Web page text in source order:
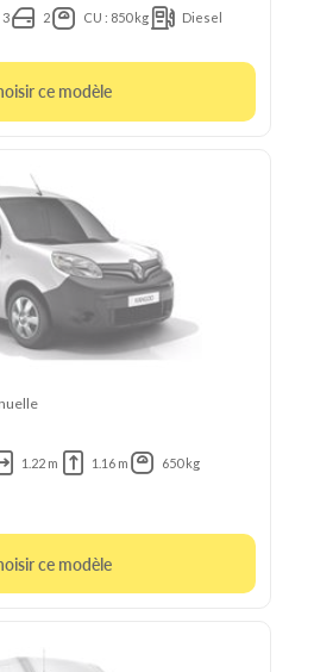
3 2 CU : 850 kg Diesel
ce modèle
1.22 m 1.16 m
650 kg
ce modèle